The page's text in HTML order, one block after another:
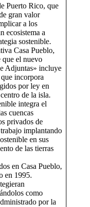
Puerto Rico, que
gran valor
a los
ecosistema a
sostenible.
Casa Pueblo,
el nuevo
Adjuntas» incluye
incorpora
por ley en
de la isla.
integra el
cuencas
privados de
implantando
en sus
de las tierras
en Casa Pueblo,
en 1995.
como
por la